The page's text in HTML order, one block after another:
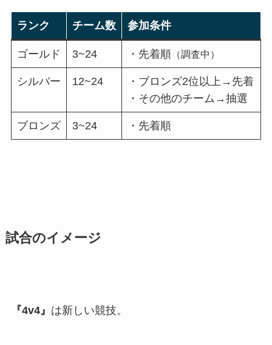
ランク チーム数 参加条件
ゴールド 3~24 ・先着順（調査中）
シルバー 12~24
・ブロンズ2位以上→先着
・その他のチーム→抽選
ブロンズ 3~24 ・先着順
試合のイメージ
『4v4』 は新しい競技。